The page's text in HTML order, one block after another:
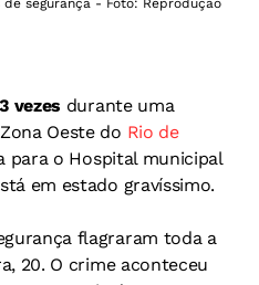
vezes durante uma
Oeste do Rio de
para o Hospital municipal
em estado gravíssimo.
flagraram toda a
20. O crime aconteceu